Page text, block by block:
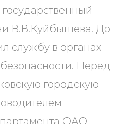
В.В.Куйбышева. До
службу в органах
Перед
городскую
ОАО